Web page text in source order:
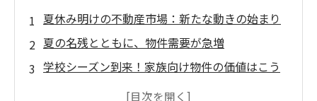
夏休み明けの不動産市場：新たな動きの始まり
夏の名残とともに、物件需要が急増
学校シーズン到来！家族向け物件の価値はこう